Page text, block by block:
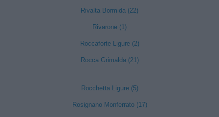
Rivalta Bormida (22)
Rivarone (1)
Roccaforte Ligure (2)
Rocca Grimalda (21)
Rocchetta Ligure (5)
Rosignano Monferrato (17)